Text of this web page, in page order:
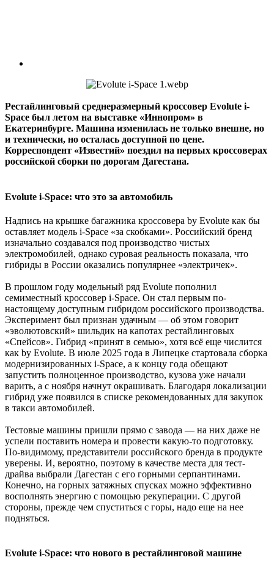
Рестайлинговый среднеразмерный кроссовер Evolute i-
Space был летом на выставке «Иннопром» в
Екатеринбурге. Машина изменилась не только внешне, но
и технически, но осталась доступной по цене.
Корреспондент «Известий» поездил на первых кроссоверах
российской сборки по дорогам Дагестана.
Evolute i-Space: что это за автомобиль​
Надпись на крышке багажника кроссовера by Evolute как бы
оставляет модель i-Space «за скобками». Российский бренд
изначально создавался под производство чистых
электромобилей, однако суровая реальность показала, что
гибриды в России оказались популярнее «электричек».
В прошлом году модельный ряд Evolute пополнил
семиместный кроссовер i-Space. Он стал первым по-
настоящему доступным гибридом российского производства.
Эксперимент был признан удачным — об этом говорит
«эволютовский» шильдик на капотах рестайлинговых
«Спейсов». Гибрид «принят в семью», хотя всё еще числится
как by Evolute. В июле 2025 года в Липецке стартовала сборка
модернизированных i-Space, а к концу года обещают
запустить полноценное производство, кузова уже начали
варить, а с ноября начнут окрашивать. Благодаря локализации
гибрид уже появился в списке рекомендованных для закупок
в такси автомобилей.
Тестовые машины пришли прямо с завода — на них даже не
успели поставить номера и провести какую-то подготовку.
По-видимому, представители российского бренда в продукте
уверены. И, вероятно, поэтому в качестве места для тест-
драйва выбрали Дагестан с его горными серпантинами.
Конечно, на горных затяжных спусках можно эффективно
восполнять энергию с помощью рекуперации. С другой
стороны, прежде чем спуститься с горы, надо еще на нее
подняться.
Evolute i-Space: что нового в рестайлинговой машине​